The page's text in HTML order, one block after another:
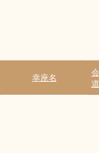
幸座名